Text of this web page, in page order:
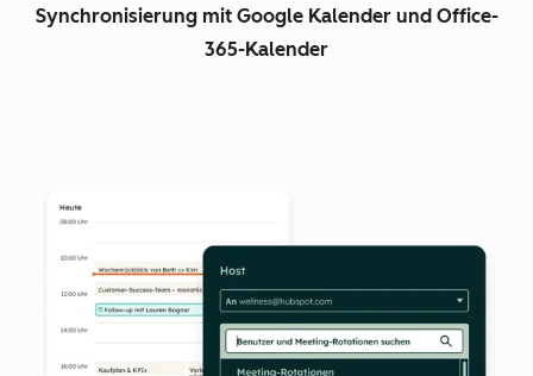
Synchronisierung mit Google Kalender und Office-
365-Kalender